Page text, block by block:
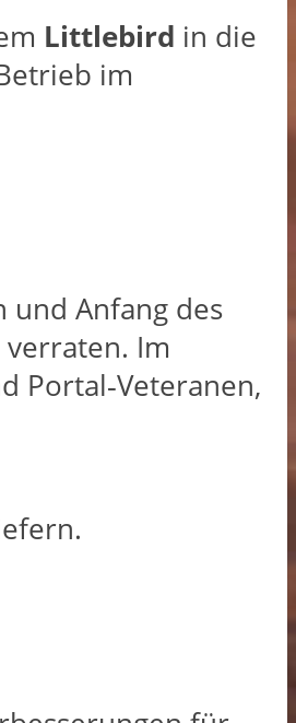
Littlebird in die
im
und Anfang des
verraten. Im
Portal‑Veteranen,